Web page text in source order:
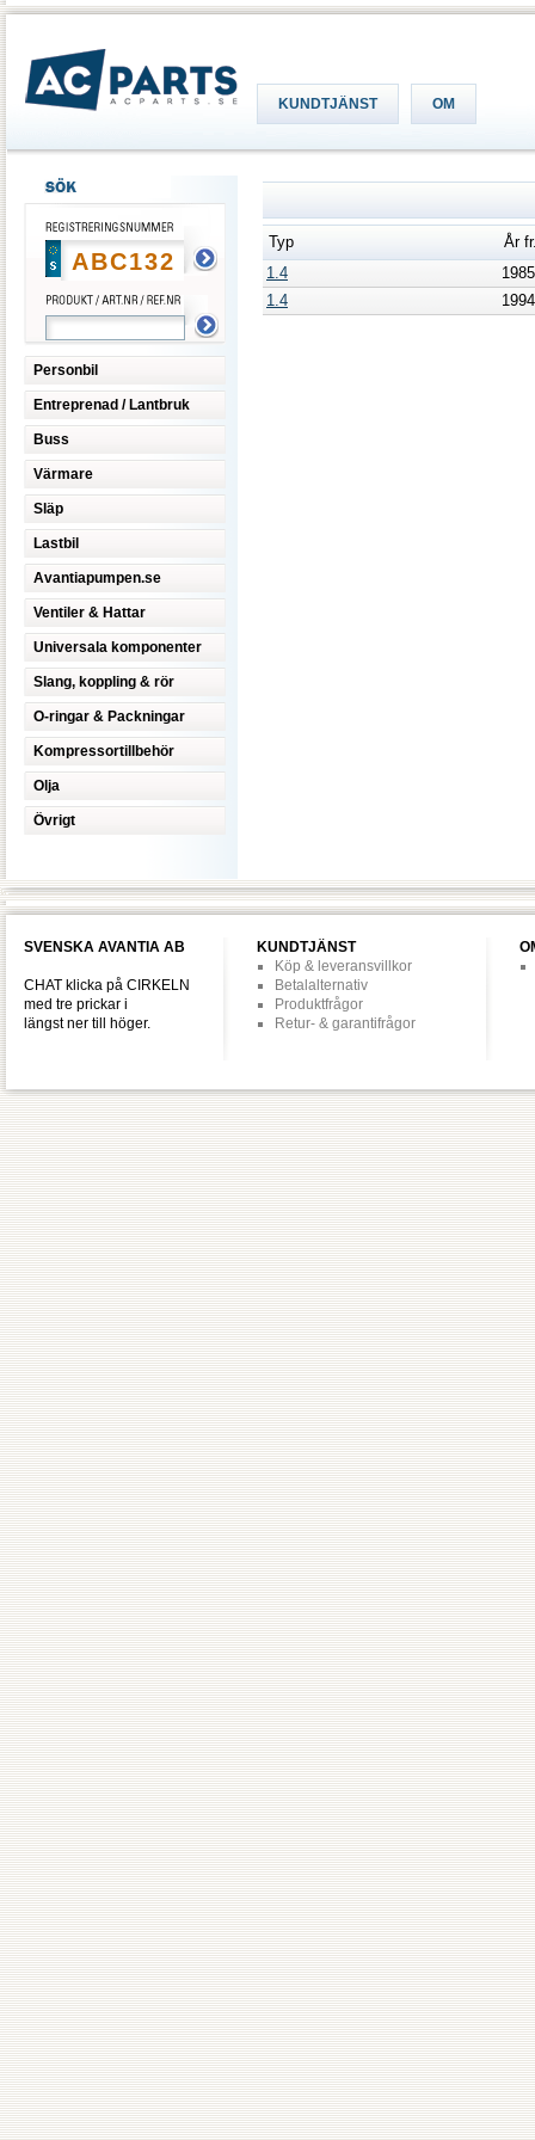
KUNDTJÄNST OM
Personbil
Entreprenad / Lantbruk
Buss
Värmare
Släp
Lastbil
Avantiapumpen.se
Ventiler & Hattar
Universala komponenter
Slang, koppling & rör
O-ringar & Packningar
Kompressortillbehör
Olja
Övrigt
Typ
År
1.4
1.4
SVENSKA AVANTIA AB
CHAT klicka på CIRKELN
med tre prickar i
längst ner till höger.
KUNDTJÄNST
Köp & leveransvillkor
Betalalternativ
Produktfrågor
Retur- & garantifrågor